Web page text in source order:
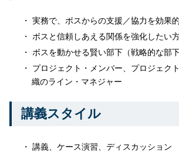
実務で、 ボスからの支援／協力を効果
ボス と信頼しあえる関係を強化したい
ボスを動かせる賢い部下（戦略的な部
プロジェクト・メンバー、プロジェク
織のライン・マネジャー
講義スタイル
講義、ケース演習、ディスカッション